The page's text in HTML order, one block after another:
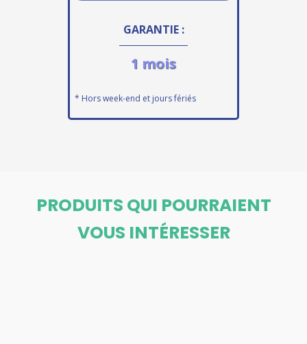
GARANTIE :
1 mois
* Hors week-end et jours fériés
PRODUITS QUI POURRAIENT
VOUS INTÉRESSER